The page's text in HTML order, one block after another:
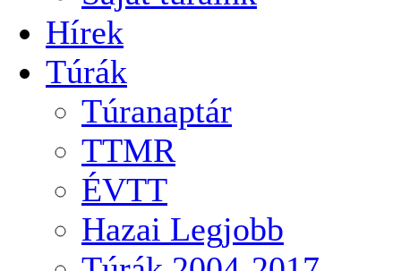
Hírek
Túrák
Túranaptár
TTMR
ÉVTT
Hazai Legjobb